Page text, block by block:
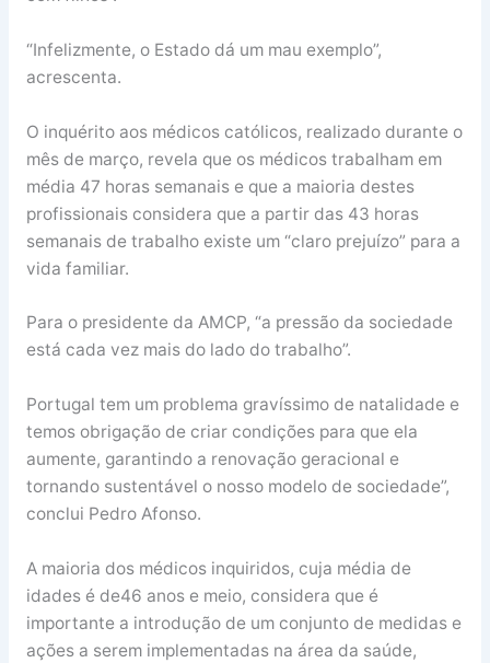
“Infelizmente, o Estado dá um mau exemplo”,
acrescenta.
O inquérito aos médicos católicos, realizado durante o
mês de março, revela que os médicos trabalham em
média 47 horas semanais e que a maioria destes
profissionais considera que a partir das 43 horas
semanais de trabalho existe um “claro prejuízo” para a
vida familiar.
Para o presidente da AMCP, “a pressão da sociedade
está cada vez mais do lado do trabalho”.
Portugal tem um problema gravíssimo de natalidade e
temos obrigação de criar condições para que ela
aumente, garantindo a renovação geracional e
tornando sustentável o nosso modelo de sociedade”,
conclui Pedro Afonso.
A maioria dos médicos inquiridos, cuja média de
idades é de46 anos e meio, considera que é
importante a introdução de um conjunto de medidas e
ações a serem implementadas na área da saúde,